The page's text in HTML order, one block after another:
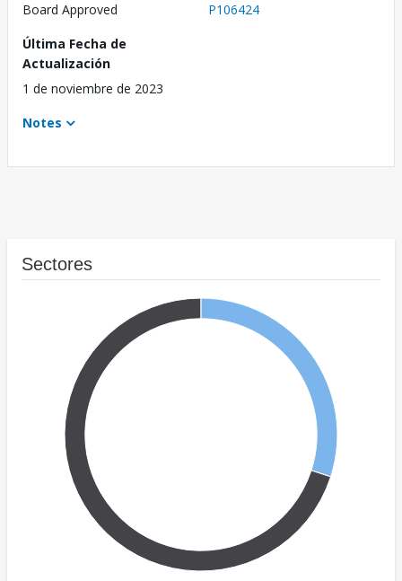
Board Approved
P106424
Última Fecha de
Actualización
1 de noviembre de 2023
Notes
Sectores